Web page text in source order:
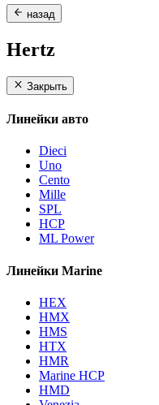
назад
Hertz
Закрыть
Линейки авто
Dieci
Uno
Cento
Mille
SPL
HCP
ML Power
Линейки Marine
HEX
HMX
HMS
HTX
HMR
Marine HCP
HMD